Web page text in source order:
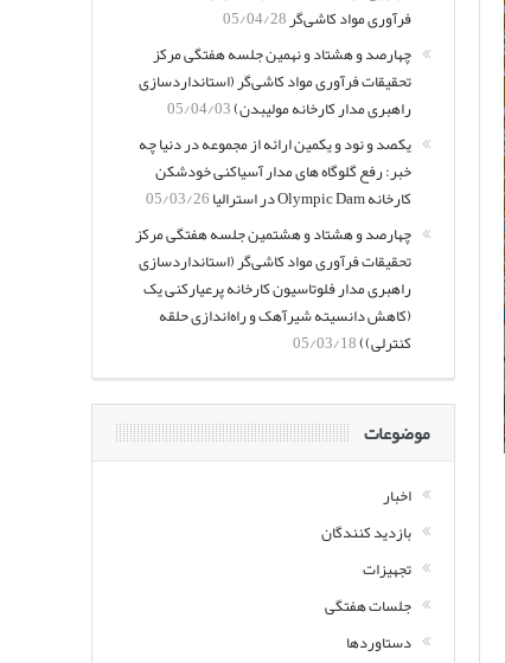
فرآوری مواد کاشی‌گر05/04/28
چهارصد و هشتاد و نهمین جلسه هفتگی مرکز
تحقیقات فرآوری مواد کاشی‌گر (استانداردسازی
راهبری مدار کارخانه مولیبدن)05/04/03
یکصد و نود و یکمین ارائه از مجموعه در دنیا چه
خبر: رفع گلوگاه های مدار آسیاکنی خودشکن
کارخانه Olympic Dam در استرالیا
05/03/26
چهارصد و هشتاد و هشتمین جلسه هفتگی مرکز
تحقیقات فرآوری مواد کاشی‌گر (استانداردسازی
راهبری مدار فلوتاسیون کارخانه پرعیارکنی یک
(کاهش دانسیته شیرآهک و راه‌اندازی حلقه
کنترلی))05/03/18
موضوعات
اخبار
بازدید کنندگان
تجهیزات
جلسات هفتگی
دستاوردها